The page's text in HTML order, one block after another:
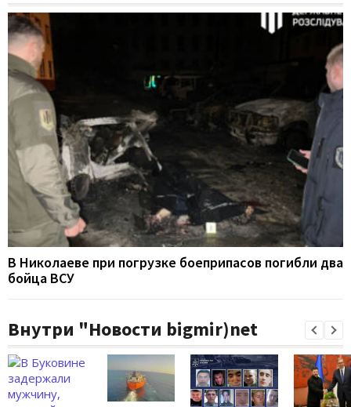
В Николаеве при погрузке боеприпасов погибли два
бойца ВСУ
Внутри "Новости bigmir)net